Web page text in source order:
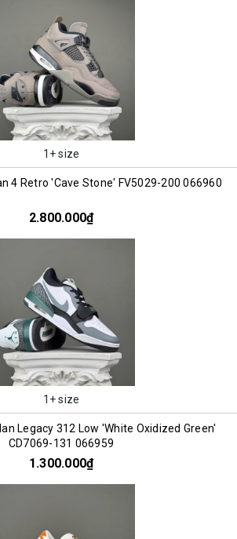
1+ size
4 Retro 'Cave Stone' FV5029-200 066960
2.800.000₫
1+ size
Legacy 312 Low 'White Oxidized Green'
CD7069-131 066959
1.300.000₫